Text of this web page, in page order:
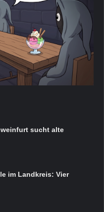
sucht alte
im Landkreis: Vier